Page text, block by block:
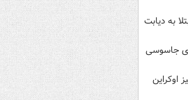
به دیابت
جاسوسی
اوکراین